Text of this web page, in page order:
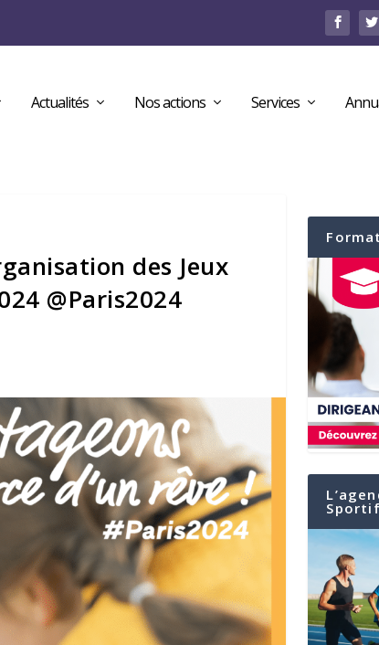
Actualités Nos actions Services
des Jeux
@Paris2024